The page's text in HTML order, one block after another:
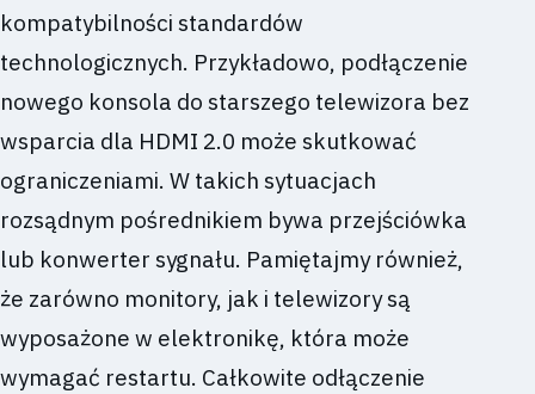
kompatybilności standardów
technologicznych. Przykładowo, podłączenie
nowego konsola do starszego telewizora bez
wsparcia dla HDMI 2.0 może skutkować
ograniczeniami. W takich sytuacjach
rozsądnym pośrednikiem bywa przejściówka
lub konwerter sygnału. Pamiętajmy również,
że zarówno monitory, jak i telewizory są
wyposażone w elektronikę, która może
wymagać restartu. Całkowite odłączenie